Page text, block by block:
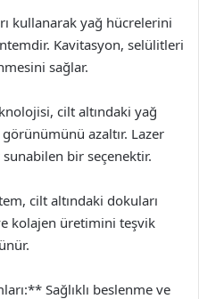
kullanarak yağ hücrelerini
Kavitasyon, selülitleri
sağlar.
cilt altındaki yağ
azaltır. Lazer
bir seçenektir.
cilt altındaki dokuları
ve kolajen üretimini teşvik
Sağlıklı beslenme ve